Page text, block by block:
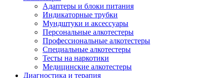
Адаптеры и блоки питания
Индикаторные трубки
Мундштуки и аксессуары
Персональные алкотестеры
Профессиональные алкотестеры
Специальные алкотестеры
Тесты на наркотики
Медицинские алкотестеры
Диагностика и терапия